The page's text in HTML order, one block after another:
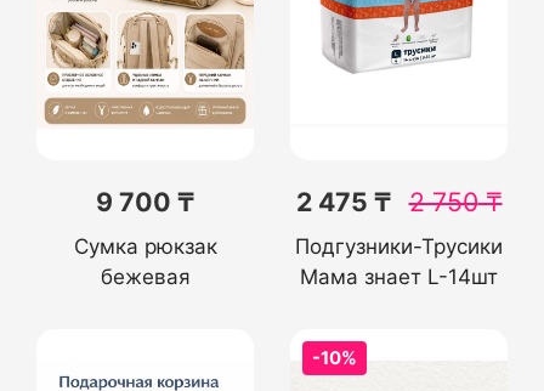
9 700 ₸
Сумка рюкзак
бежевая
2 475 ₸ 2 750₸
Подгузники-Трусики
Мама знает L-14шт
-10%